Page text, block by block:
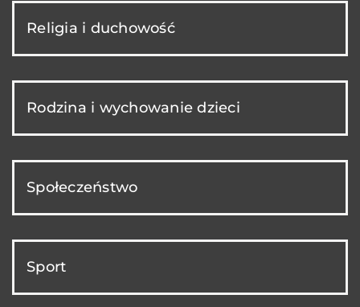
Religia i duchowość
Rodzina i wychowanie dzieci
Społeczeństwo
Sport